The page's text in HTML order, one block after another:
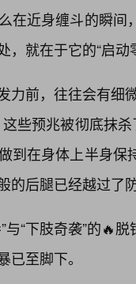
在近身缠斗的瞬
，就在于它的“启动
力前，往往会有细
些预兆被彻底抹
到在身体上半身
的后腿已经越过了
与“下肢奇袭”的
已至脚下。